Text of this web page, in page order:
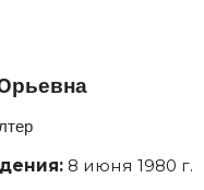
8 июня 1980 г.